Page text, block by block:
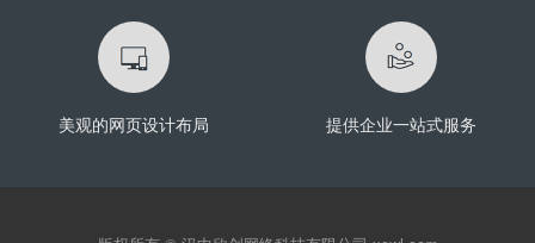
迎，并开始成为日常生活中不可缺少的一部分，所
以建设电商网站自然也就很重要了。电子商务网站
建设的好处有哪些：电商网站可谓是集销售、服务
跟资讯一体化的电子商务平台，具有强大的订购功
能于一体，这是一个能够让消费者跟商家进行交易
美观的网页设计布局 提供企业一站式服务